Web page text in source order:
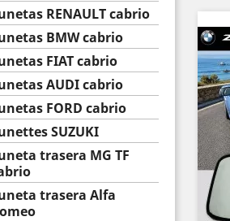
RENAULT cabrio
BMW cabrio
FIAT cabrio
AUDI cabrio
FORD cabrio
SUZUKI
trasera MG TF
trasera Alfa